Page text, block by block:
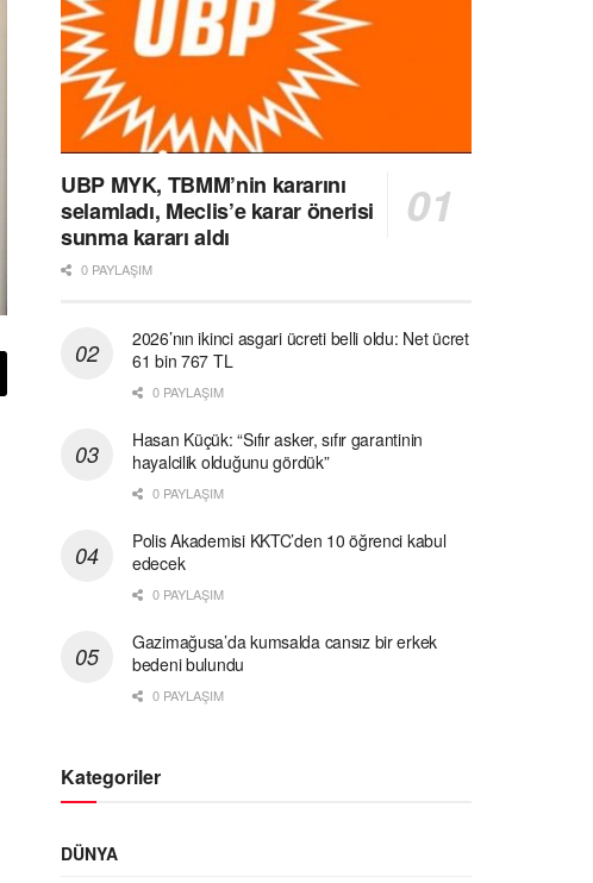
UBP MYK, TBMM’nin kararını
selamladı, Meclis’e karar önerisi
sunma kararı aldı
0 PAYLAŞIM
2026’nın ikinci asgari ücreti belli oldu: Net ücret
61 bin 767 TL
0 PAYLAŞIM
Hasan Küçük: “Sıfır asker, sıfır garantinin
hayalcilik olduğunu gördük”
0 PAYLAŞIM
Polis Akademisi KKTC’den 10 öğrenci kabul
edecek
0 PAYLAŞIM
Gazimağusa’da kumsalda cansız bir erkek
bedeni bulundu
0 PAYLAŞIM
Kategoriler
DÜNYA